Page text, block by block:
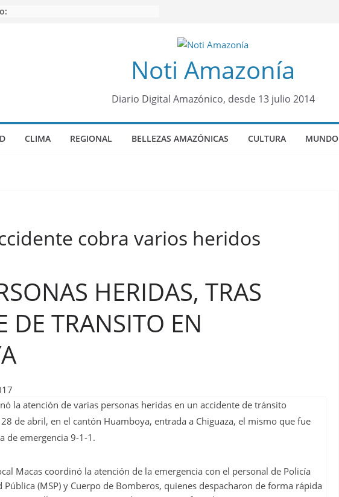
Noti Amazonía
Diario Digital Amazónico, desde 13 julio 2014
CLIMA REGIONAL BELLEZAS AMAZÓNICAS CULTURA MUNDO
cobra varios heridos
HERIDAS, TRAS
DE TRANSITO EN
la atención de varias personas heridas en un accidente de tránsito
de abril, en el cantón Huamboya, entrada a Chiguaza, el mismo que fue
de emergencia 9-1-1.
Macas coordinó la atención de la emergencia con el personal de Policía
(MSP) y Cuerpo de Bomberos, quienes despacharon de forma rápida